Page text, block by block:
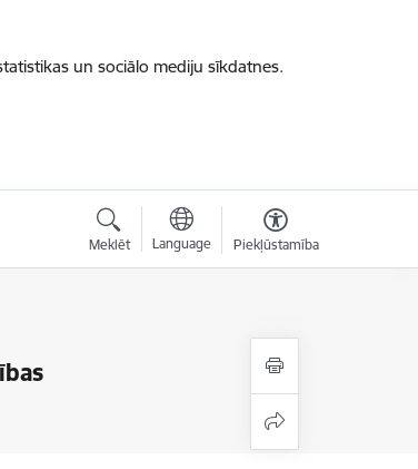
un sociālo mediju sīkdatnes.
Meklēt Language Piekļūstamība